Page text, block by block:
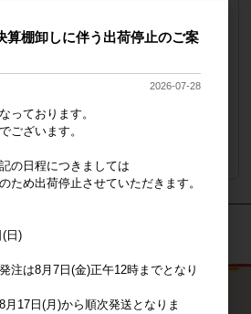
会員のみ公開
ログイン
算棚卸しに伴う出荷停止のご案
2026-07-28
っております。
ございます。
の日程につきましては
ため出荷停止させていただきます。
(日)
注は8月7日(金)正午12時までとなり
月17日(月)から順次発送となりま